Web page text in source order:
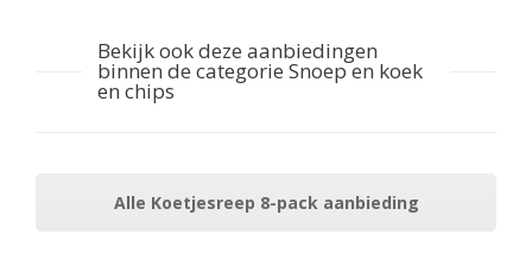
Bekijk ook deze aanbiedingen
binnen de categorie Snoep en koek
en chips
Alle Koetjesreep 8-pack aanbieding